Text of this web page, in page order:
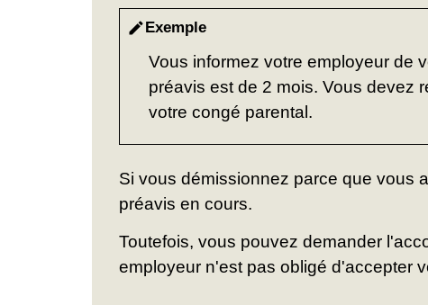
editExemple
Vous informez votre employeur de
préavis est de 2 mois. Vous devez
votre congé parental.
Si vous démissionnez parce que vous
préavis en cours.
Toutefois, vous pouvez demander
employeur n'est pas obligé d'accepter